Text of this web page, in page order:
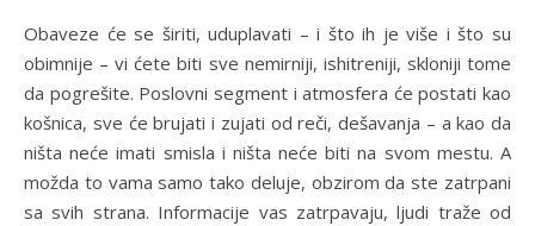
Obaveze će se širiti, uduplavati – i što ih je više i što su
obimnije – vi ćete biti sve nemirniji, ishitreniji, skloniji tome
da pogrešite. Poslovni segment i atmosfera će postati kao
košnica, sve će brujati i zujati od reči, dešavanja – a kao da
ništa neće imati smisla i ništa neće biti na svom mestu. A
možda to vama samo tako deluje, obzirom da ste zatrpani
sa svih strana. Informacije vas zatrpavaju, ljudi traže od